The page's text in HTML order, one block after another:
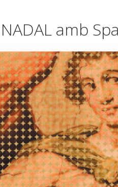
amb